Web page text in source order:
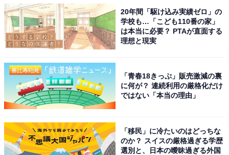
屋巡りとスポーツ観戦が生きがい。
次ページ 8位までのランキング結果を見る
20年間「駆け込み実績ゼロ」の
学校も…「こども110番の家」
は本当に必要？ PTAが直面する
理想と現実
「青春18きっぷ」販売激減の裏
に何が？ 連続利用の厳格化だけ
ではない「本当の理由」
「移民」に冷たいのはどっちな
のか？ スイスの厳格過ぎる学歴
選別と、日本の曖昧過ぎる外国